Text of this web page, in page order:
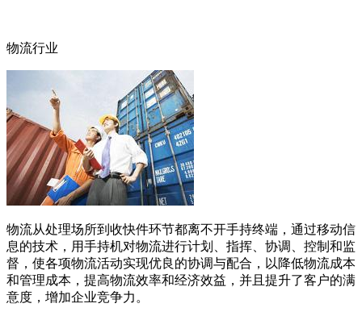
物流行业
物流从处理场所到收快件环节都离不开手持终端，通过移动信
息的技术，用手持机对物流进行计划、指挥、协调、控制和监
督，使各项物流活动实现优良的协调与配合，以降低物流成本
和管理成本，提高物流效率和经济效益，并且提升了客户的满
意度，增加企业竞争力。